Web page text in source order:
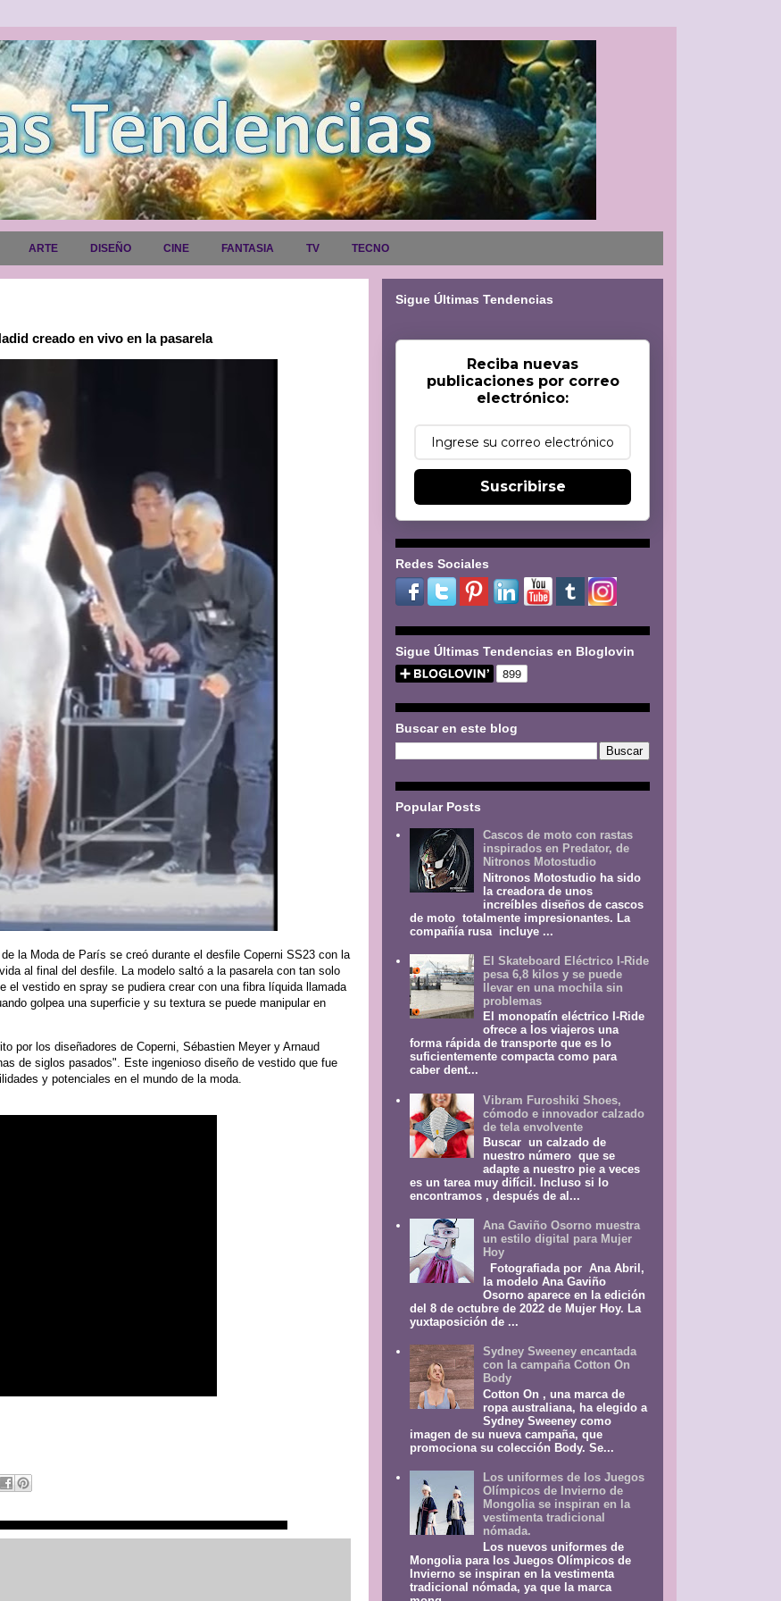
ARTE DISEÑO CINE FANTASIA TV TECNO
creado en vivo en la pasarela
la Moda de París se creó durante el desfile Coperni SS23 con la
al final del desfile. La modelo saltó a la pasarela con tan solo
el vestido en spray se pudiera crear con una fibra líquida llamada
golpea una superficie y su textura se puede manipular en
por los diseñadores de Coperni, Sébastien Meyer y Arnaud
de siglos pasados". Este ingenioso diseño de vestido que fue
y potenciales en el mundo de la moda.
Sigue Últimas Tendencias
Reciba nuevas
publicaciones por correo
electrónico:
Suscribirse
Redes Sociales
Sigue Últimas Tendencias en Bloglovin
Buscar en este blog
Popular Posts
Cascos de moto con rastas
inspirados en Predator, de
Nitronos Motostudio
Nitronos Motostudio ha sido
la creadora de unos
increíbles diseños de cascos
de moto totalmente impresionantes. La
compañía rusa incluye ...
El Skateboard Eléctrico I-Ride
pesa 6,8 kilos y se puede
llevar en una mochila sin
problemas
El monopatín eléctrico I-Ride
ofrece a los viajeros una
forma rápida de transporte que es lo
suficientemente compacta como para
caber dent...
Vibram Furoshiki Shoes,
cómodo e innovador calzado
de tela envolvente
Buscar un calzado de
nuestro número que se
adapte a nuestro pie a veces
es un tarea muy difícil. Incluso si lo
encontramos , después de al...
Ana Gaviño Osorno muestra
un estilo digital para Mujer
Hoy
Fotografiada por Ana Abril,
la modelo Ana Gaviño
Osorno aparece en la edición
del 8 de octubre de 2022 de Mujer Hoy. La
yuxtaposición de ...
Sydney Sweeney encantada
con la campaña Cotton On
Body
Cotton On , una marca de
ropa australiana, ha elegido a
Sydney Sweeney como
imagen de su nueva campaña, que
promociona su colección Body. Se...
Los uniformes de los Juegos
Olímpicos de Invierno de
Mongolia se inspiran en la
vestimenta tradicional
nómada.
Los nuevos uniformes de
Mongolia para los Juegos Olímpicos de
Invierno se inspiran en la vestimenta
tradicional nómada, ya que la marca